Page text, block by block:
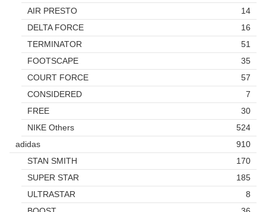
AIR PRESTO
14
DELTA FORCE
16
TERMINATOR
51
FOOTSCAPE
35
COURT FORCE
57
CONSIDERED
7
FREE
30
NIKE Others
524
adidas
910
STAN SMITH
170
SUPER STAR
185
ULTRASTAR
8